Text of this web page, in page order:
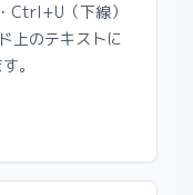
（下線）
上のテキストに
。